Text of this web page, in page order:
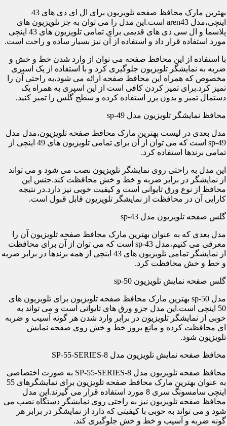
بهترین مارک محافظ صفحه تلویزیون برای ال ای دی های 43
اینچی،مدل aren43 است.این مدل را می توان به جز تلویزیون های
پلاسما و ال سی دی های قدیمی برای تمامی تلویزیون های 43 اینچی
مورد استفاده قرار داد و استفاده از آن نیز بسیار ساده و راحت است.
با استفاده از این محافظ صفحه می توان از وارد شدن خط و خش و
ضربه به نمایشگر تلویزیون جلوگیری کرد و با استفاده از یک اسپری
مخصوص که همراه این محافظ صفحه ارائه می شود،به راحتی آن را
تمیز کرد.برای تمیز کردن کافی است از این اسپری به همراه یک
دستمال تمیز و بدون پرز استفاده کرده و سطح گلس را تمیز کنید.
محافظ نمایشگر تلویزیون مدل sp-49
مدل بعدی در لیست بهترین مارک محافظ صفحه تلویزیون،مدل مدل
sp-49 است که می توان از آن برای تمامی تلویزیون های 49 اینچی از
تمامی برندها استفاده کرد.
این مدل به راحتی روی نمایشگر تلویزیون نصب می شود و می تواند
از نمایشگر در برابر ضربه و خط و خش محافظت کند.جنس این
محافظ از نوع ورق تایوانی است و کیفیت خوبی نیز دارد.در نتیجه
کارایی آن در محافظت از نمایشگر تلویزیون قابل قبول است.
گلس صفحه تلویزیون مدل sp-43
مدل بعدی که به عنوان بهترین مارک محافظ صفحه تلویزیون آن را
معرفی می کنیم،مدل sp-43 است که می توان از آن برای محافظت
از نمایشگر تمامی تلویزیون های 43 اینچی از همه برندها در برابر ضربه
و خط و خش محافظت کرد.
گلس صفحه نمایش تلویزیون sp-50
مدل sp-50 بهترین مارک محافظ صفحه تلویزیون برای تلویزیون های
50 اینچی است.این مدل جزو ورق های تایوانی است و می تواند به
خوبی از نمایشگر تلویزیون در برابر وارد شدن هر گونه آسیب و ضربه
ای محافظت کرده و مانع بروز خط و خش روی صفحه نمایش
تلویزیون شود.
محافظ صفحه نمایش تلویزیون مدل SP-55-SERIES-8
محافظ صفحه تلویزیون مدل SP-55-SERIES-8 به صورت اختصاصی
به عنوان بهترین مارک محافظ صفحه تلویزیون برای نمایشگرهای 55
اینچی سامسونگ سری 8 مورد استفاده قرار می گیرند.این مدل
محافظ صفحه تلویزیون نیز به راحتی روی نمایشگر دستگاه نصب می
شود و می تواند به خوبی با کیفیتی که دارد از نمایشگر در برابر هر
گونه ضربه و آسیب و خط و خش جلوگیری کند.